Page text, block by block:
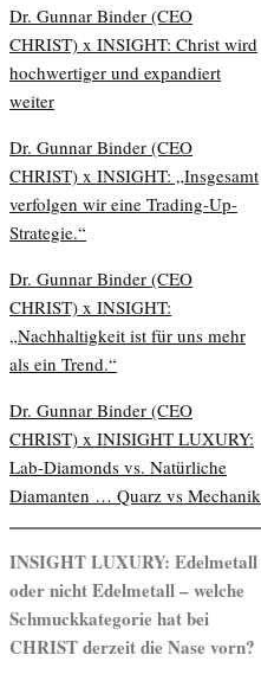
Dr. Gunnar Binder (CEO
CHRIST) x INSIGHT: Christ wird
hochwertiger und expandiert
weiter
Dr. Gunnar Binder (CEO
CHRIST) x INSIGHT: „Insgesamt
verfolgen wir eine Trading-Up-
Strategie.“
Dr. Gunnar Binder (CEO
CHRIST) x INSIGHT:
„Nachhaltigkeit ist für uns mehr
als ein Trend.“
Dr. Gunnar Binder (CEO
CHRIST) x INISIGHT LUXURY:
Lab-Diamonds vs. Natürliche
Diamanten … Quarz vs Mechanik
INSIGHT LUXURY: Edelmetall
oder nicht Edelmetall – welche
Schmuckkategorie hat bei
CHRIST derzeit die Nase vorn?